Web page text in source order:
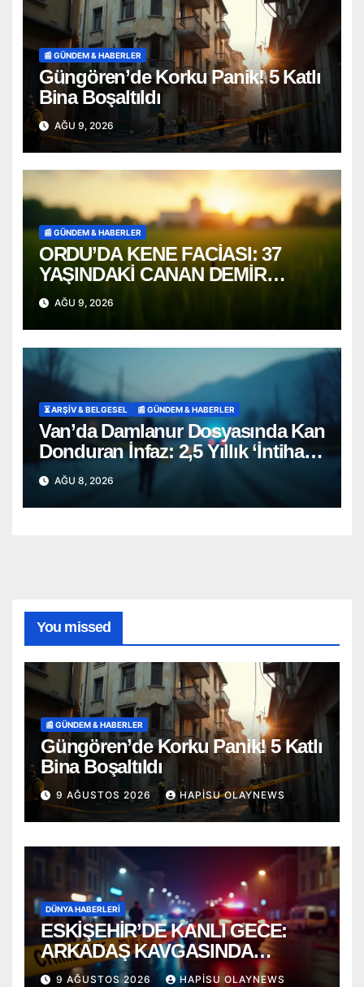
📰 GÜNDEM & HABERLER
Güngören’de Korku Panik! 5 Katlı
Bina Boşaltıldı
AĞU 9, 2026
📰 GÜNDEM & HABERLER
ORDU’DA KENE FACİASI: 37
YAŞINDAKİ CANAN DEMİR
HAYATINI KAYBETTİ
AĞU 9, 2026
⏳ ARŞİV & BELGESEL 📰 GÜNDEM & HABERLER
Van’da Damlanur Dosyasında Kan
Donduran İnfaz: 2,5 Yıllık ‘İntihar’
Senaryosu Çöktü!
AĞU 8, 2026
You missed
📰 GÜNDEM & HABERLER
Güngören’de Korku Panik! 5 Katlı
Bina Boşaltıldı
9 AĞUSTOS 2026 HAPISU OLAYNEWS
DÜNYA HABERLERI
ESKİŞEHİR’DE KANLI GECE:
ARKADAŞ KAVGASINDA
BIÇAKLAR KONUŞTU!
9 AĞUSTOS 2026 HAPISU OLAYNEWS